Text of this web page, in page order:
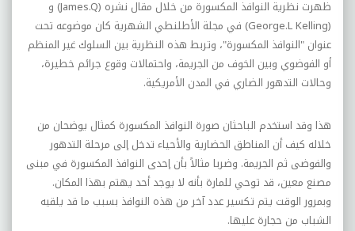
ظهرت نظرية النوافذ المكسورة من خلال مقال نشره (James.Q) و
(
George.L Kelling) في مجلة الأطلنطي الشهرية كان موضوعه تحت
عنوان "النوافذ المكسورة"، وتربط هذه النظرية بين السلوك غير المنظم
أو الفوضوي وبين الخوف من الجريمة، واحتمالات وقوع جرائم خطيرة،
وحالات التدهور الضاري في المدن الأمريكية.
هذا وقد استخدم الباحثان صورة النوافذ المكسورة كمثال يوضحان من
خلاله كيف أن المناطق الحضارية والأحياء تدخل إلى مرحلة التدهور
والفوضى ثم الجريمة. وضربا مثالاً بأن إحدى النوافذ المكسورة في مبنى
مصنع معين، قد توحي للمارة بأنه لا يوجد أحد يهتم بهذا المكان.
وبمرور الوقت يتم تكسير عدد آخر من هذه النوافذ بسبب ما قد يلقيه
الشباب من حجارة عليها.